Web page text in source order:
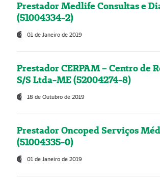
Prestador Medlife Consultas e
(51004334-2)
01 de Janeiro de 2019
Prestador CERPAM – Centro de
S/S Ltda-ME (52004274-8)
18 de Outubro de 2019
Prestador Oncoped Serviços
(51004335-0)
01 de Janeiro de 2019